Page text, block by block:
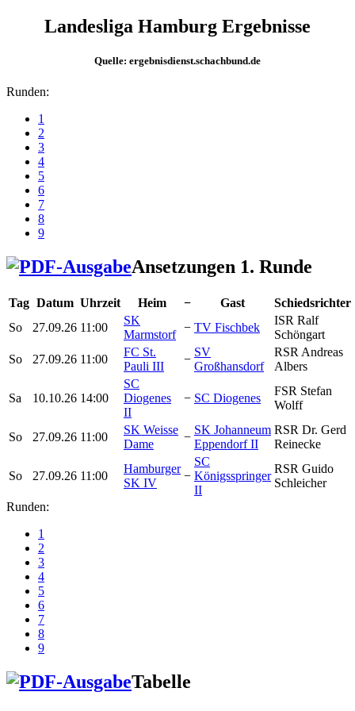
Landesliga Hamburg Ergebnisse
Quelle: ergebnisdienst.schachbund.de
Runden:
1
2
3
4
5
6
7
8
9
Ansetzungen 1. Runde
Tag Datum Uhrzeit Heim − Gast
Schiedsrichter
So
27.09.26 11:00
SK
Marmstorf
− TV Fischbek
ISR Ralf
Schöngart
So
27.09.26 11:00
FC St.
Pauli III
−
SV
Großhansdorf
RSR Andreas
Albers
Sa 10.10.26 14:00
SC
Diogenes
II
− SC Diogenes
FSR Stefan
Wolff
So 27.09.26 11:00
SK Weisse
Dame
−
SK Johanneum
Eppendorf II
RSR Dr. Gerd
Reinecke
So 27.09.26 11:00
Hamburger
SK IV
−
SC
Königsspringer
II
RSR Guido
Schleicher
Runden:
1
2
3
4
5
6
7
8
9
Tabelle